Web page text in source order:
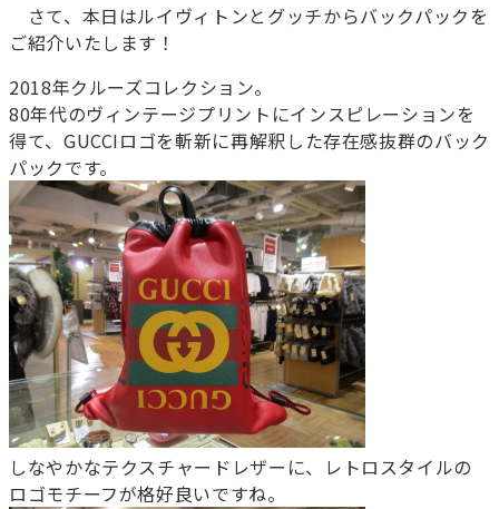
さて、本日はルイヴィトンとグッチからバックパックを
ご紹介いたします！
2018年クルーズコレクション。
80年代のヴィンテージプリントにインスピレーションを
得て、GUCCIロゴを斬新に再解釈した存在感抜群のバック
パックです。
しなやかなテクスチャードレザーに、レトロスタイルの
ロゴモチーフが格好良いですね。